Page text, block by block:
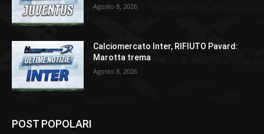
Agosto 8, 2026
Calciomercato Inter, RIFIUTO Pavard:
Marotta trema
Agosto 8, 2026
POST POPOLARI